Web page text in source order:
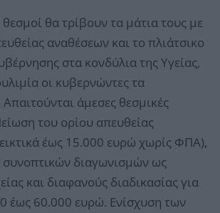
θα τρίβουν τα μάτια τους με
αναθέσεων και το πλιάτσικο
στα κονδύλια της Υγείας,
οι κυβερνώντες τα
Απαιτούνται άμεσες θεσμικές
του ορίου απευθείας
έως 15.000 ευρώ χωρίς ΦΠΑ),
διαγωνισμών ως
και διαφανούς διαδικασίας για
έως 60.000 ευρώ. Ενίσχυση των